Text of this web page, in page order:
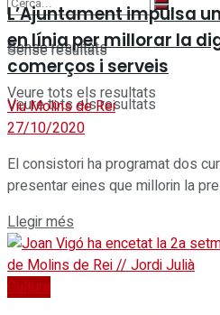
Sense resultats
Veure tots els resultats
Sense resultats
Veure tots els resultats
L’Ajuntament impulsa
en línia per millorar la
comerços i serveis
Viu Molins de Rei
27/10/2020
El consistori ha programat dos
presentar eines que millorin la
Llegir més
Cultura